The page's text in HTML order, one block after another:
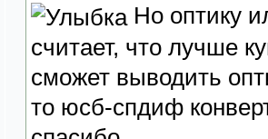
Но оптику
считает, что лучше
сможет выводить
то юсб-спдиф